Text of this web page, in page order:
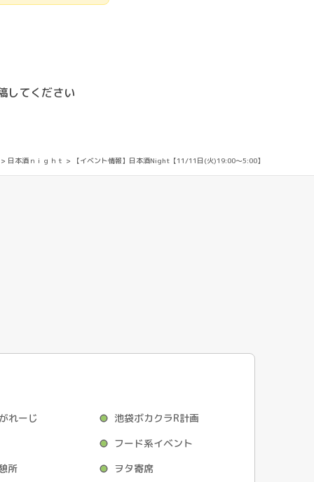
してください
日本酒ｎｉｇｈｔ > 【イベント情報】日本酒Night【11/11日(火)19:00〜5:00】
れーじ
池袋ボカクラR計画
フード系イベント
所
ヲタ寄席